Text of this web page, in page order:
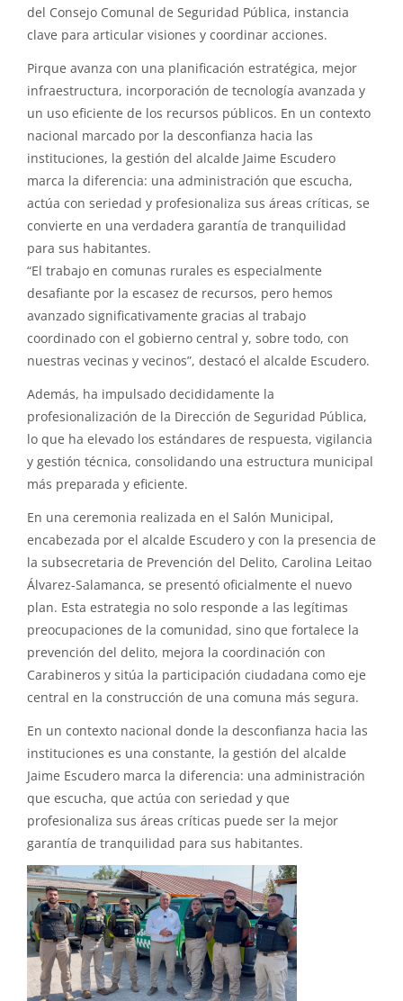
del Consejo Comunal de Seguridad Pública, instancia
clave para articular visiones y coordinar acciones.
Pirque avanza con una planificación estratégica, mejor
infraestructura, incorporación de tecnología avanzada y
un uso eficiente de los recursos públicos. En un contexto
nacional marcado por la desconfianza hacia las
instituciones, la gestión del alcalde Jaime Escudero
marca la diferencia: una administración que escucha,
actúa con seriedad y profesionaliza sus áreas críticas, se
convierte en una verdadera garantía de tranquilidad
para sus habitantes.
“El trabajo en comunas rurales es especialmente
desafiante por la escasez de recursos, pero hemos
avanzado significativamente gracias al trabajo
coordinado con el gobierno central y, sobre todo, con
nuestras vecinas y vecinos”, destacó el alcalde Escudero.
Además, ha impulsado decididamente la
profesionalización de la Dirección de Seguridad Pública,
lo que ha elevado los estándares de respuesta, vigilancia
y gestión técnica, consolidando una estructura municipal
más preparada y eficiente.
En una ceremonia realizada en el Salón Municipal,
encabezada por el alcalde Escudero y con la presencia de
la subsecretaria de Prevención del Delito, Carolina Leitao
Álvarez-Salamanca, se presentó oficialmente el nuevo
plan. Esta estrategia no solo responde a las legítimas
preocupaciones de la comunidad, sino que fortalece la
prevención del delito, mejora la coordinación con
Carabineros y sitúa la participación ciudadana como eje
central en la construcción de una comuna más segura.
En un contexto nacional donde la desconfianza hacia las
instituciones es una constante, la gestión del alcalde
Jaime Escudero marca la diferencia: una administración
que escucha, que actúa con seriedad y que
profesionaliza sus áreas críticas puede ser la mejor
garantía de tranquilidad para sus habitantes.